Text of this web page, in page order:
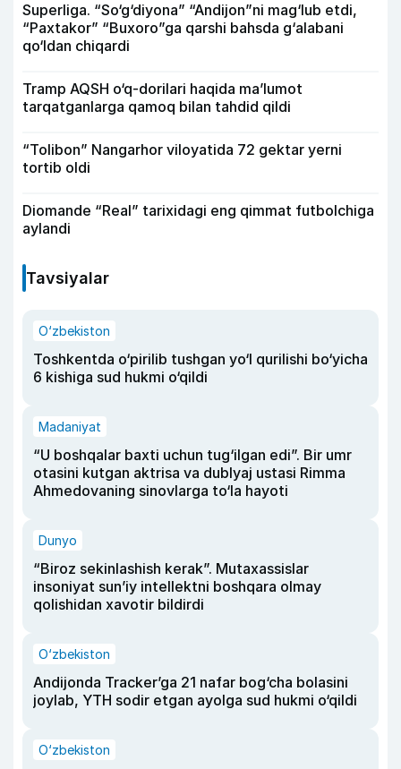
Superliga. “So‘g‘diyona” “Andijon”ni mag‘lub etdi,
“Paxtakor” “Buxoro”ga qarshi bahsda g‘alabani
qo‘ldan chiqardi
Tramp AQSH o‘q-dorilari haqida ma’lumot
tarqatganlarga qamoq bilan tahdid qildi
“Tolibon” Nangarhor viloyatida 72 gektar yerni
tortib oldi
Diomande “Real” tarixidagi eng qimmat futbolchiga
aylandi
Tavsiyalar
O‘zbekiston
Toshkentda o‘pirilib tushgan yo‘l qurilishi bo‘yicha
6 kishiga sud hukmi o‘qildi
Madaniyat
“U boshqalar baxti uchun tug‘ilgan edi”. Bir umr
otasini kutgan aktrisa va dublyaj ustasi Rimma
Ahmedovaning sinovlarga to‘la hayoti
Dunyo
“Biroz sekinlashish kerak”. Mutaxassislar
insoniyat sun’iy intellektni boshqara olmay
qolishidan xavotir bildirdi
O‘zbekiston
Andijonda Tracker’ga 21 nafar bog‘cha bolasini
joylab, YTH sodir etgan ayolga sud hukmi o‘qildi
O‘zbekiston